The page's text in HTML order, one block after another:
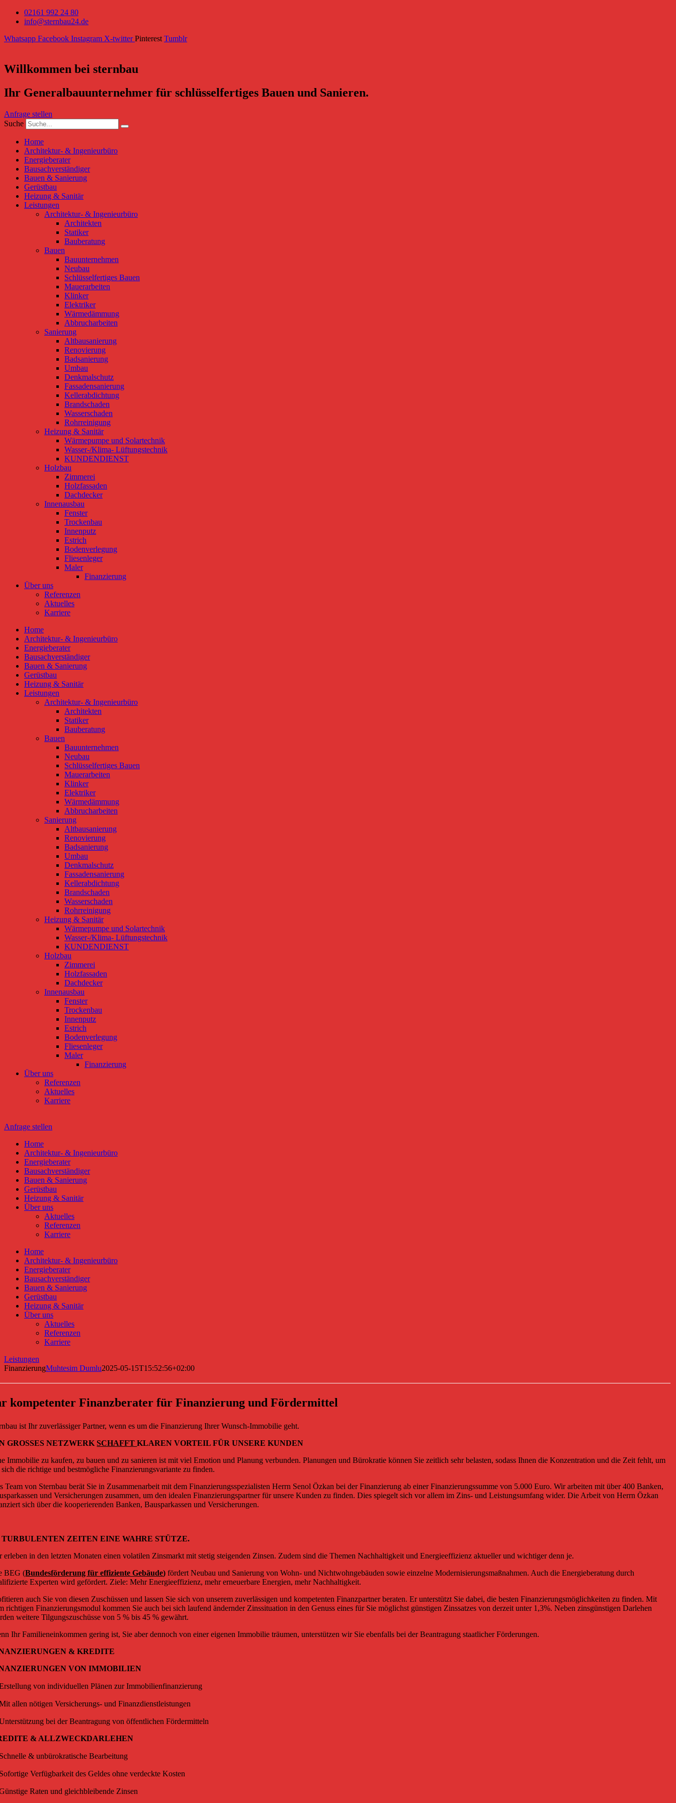
02161 992 24 80
info@sternbau24.de
Whatsapp Facebook Instagram X-twitter Pinterest Tumblr
Willkommen bei sternbau
Ihr Generalbauunternehmer für schlüsselfertiges Bauen und Sanieren.
Anfrage stellen
Suche
Home
Architektur- & Ingenieurbüro
Energieberater
Bausachverständiger
Bauen & Sanierung
Gerüstbau
Heizung & Sanitär
Leistungen
Architektur- & Ingenieurbüro
Architekten
Statiker
Bauberatung
Bauen
Bauunternehmen
Neubau
Schlüsselfertiges Bauen
Mauerarbeiten
Klinker
Elektriker
Wärmedämmung
Abbrucharbeiten
Sanierung
Altbausanierung
Renovierung
Badsanierung
Umbau
Denkmalschutz
Fassadensanierung
Kellerabdichtung
Brandschaden
Wasserschaden
Rohrreinigung
Heizung & Sanitär
Wärmepumpe und Solartechnik
Wasser-/Klima- Lüftungstechnik
KUNDENDIENST
Holzbau
Zimmerei
Holzfassaden
Dachdecker
Innenausbau
Fenster
Trockenbau
Innenputz
Estrich
Bodenverlegung
Fliesenleger
Maler
Finanzierung
Über uns
Referenzen
Aktuelles
Karriere
Home
Architektur- & Ingenieurbüro
Energieberater
Bausachverständiger
Bauen & Sanierung
Gerüstbau
Heizung & Sanitär
Leistungen
Architektur- & Ingenieurbüro
Architekten
Statiker
Bauberatung
Bauen
Bauunternehmen
Neubau
Schlüsselfertiges Bauen
Mauerarbeiten
Klinker
Elektriker
Wärmedämmung
Abbrucharbeiten
Sanierung
Altbausanierung
Renovierung
Badsanierung
Umbau
Denkmalschutz
Fassadensanierung
Kellerabdichtung
Brandschaden
Wasserschaden
Rohrreinigung
Heizung & Sanitär
Wärmepumpe und Solartechnik
Wasser-/Klima- Lüftungstechnik
KUNDENDIENST
Holzbau
Zimmerei
Holzfassaden
Dachdecker
Innenausbau
Fenster
Trockenbau
Innenputz
Estrich
Bodenverlegung
Fliesenleger
Maler
Finanzierung
Über uns
Referenzen
Aktuelles
Karriere
Anfrage stellen
Home
Architektur- & Ingenieurbüro
Energieberater
Bausachverständiger
Bauen & Sanierung
Gerüstbau
Heizung & Sanitär
Über uns
Aktuelles
Referenzen
Karriere
Home
Architektur- & Ingenieurbüro
Energieberater
Bausachverständiger
Bauen & Sanierung
Gerüstbau
Heizung & Sanitär
Über uns
Aktuelles
Referenzen
Karriere
Leistungen
FinanzierungMuhtesim Dumlu2025-05-15T15:52:56+02:00
kompetenter Finanzberater für Finanzierung und Fördermittel
ist Ihr zuverlässiger Partner, wenn es um die Finanzierung Ihrer Wunsch-Immobilie geht.
GROSSES NETZWERKSCHAFFTKLAREN VORTEIL FÜR UNSERE KUNDEN
Immobilie zu kaufen, zu bauen und zu sanieren ist mit viel Emotion und Planung verbunden. Planungen und Bürokratie können Sie zeitlich sehr belasten, sodass Ihnen die Konzentration und die Zeit fehlt, um
die richtige und bestmögliche Finanzierungsvariante zu finden.
Team von Sternbau berät Sie in Zusammenarbeit mit dem Finanzierungsspezialisten Herrn Senol Özkan bei der Finanzierung ab einer Finanzierungssumme von 5.000 Euro. Wir arbeiten mit über 400 Banken,
und Versicherungen zusammen, um den idealen Finanzierungspartner für unsere Kunden zu finden. Dies spiegelt sich vor allem im Zins- und Leistungsumfang wider. Die Arbeit von Herrn Özkan
sich über die kooperierenden Banken, Bausparkassen und Versicherungen.
TURBULENTEN ZEITEN EINE WAHRE STÜTZE.
erleben in den letzten Monaten einen volatilen Zinsmarkt mit stetig steigenden Zinsen. Zudem sind die Themen Nachhaltigkeit und Energieeffizienz aktueller und wichtiger denn je.
BEG (Bundesförderung für effiziente Gebäude)fördert Neubau und Sanierung von Wohn- und Nichtwohngebäuden sowie einzelne Modernisierungsmaßnahmen. Auch die Energieberatung durch
Experten wird gefördert. Ziele: Mehr Energieeffizienz, mehr erneuerbare Energien, mehr Nachhaltigkeit.
auch Sie von diesen Zuschüssen und lassen Sie sich von unserem zuverlässigen und kompetenten Finanzpartner beraten. Er unterstützt Sie dabei, die besten Finanzierungsmöglichkeiten zu finden. Mit
richtigen Finanzierungsmodul kommen Sie auch bei sich laufend ändernder Zinssituation in den Genuss eines für Sie möglichst günstigen Zinssatzes von derzeit unter 1,3%. Neben zinsgünstigen Darlehen
weitere Tilgungszuschüsse von 5 % bis 45 % gewährt.
Ihr Familieneinkommen gering ist, Sie aber dennoch von einer eigenen Immobilie träumen, unterstützen wir Sie ebenfalls bei der Beantragung staatlicher Förderungen.
& KREDITE
VON IMMOBILIEN
von individuellen Plänen zur Immobilienfinanzierung
allen nötigen Versicherungs- und Finanzdienstleistungen
bei der Beantragung von öffentlichen Fördermitteln
& ALLZWECKDARLEHEN
& unbürokratische Bearbeitung
Verfügbarkeit des Geldes ohne verdeckte Kosten
Raten und gleichbleibende Zinsen